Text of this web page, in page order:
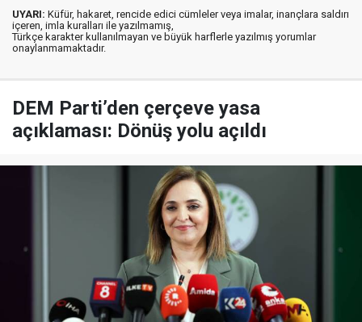
UYARI: Küfür, hakaret, rencide edici cümleler veya imalar, inançlara saldırı
içeren, imla kuralları ile yazılmamış,
Türkçe karakter kullanılmayan ve büyük harflerle yazılmış yorumlar
onaylanmamaktadır.
DEM Parti’den çerçeve yasa
açıklaması: Dönüş yolu açıldı